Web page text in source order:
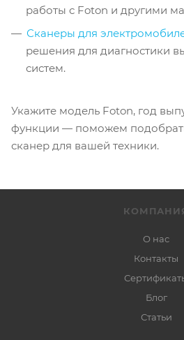
работы с Foton и другими
Сканеры для
решения для диагностики
систем.
Укажите модель Foton, год
функции — поможем
сканер для вашей техники.
О нас
Контакты
Блог
Статьи